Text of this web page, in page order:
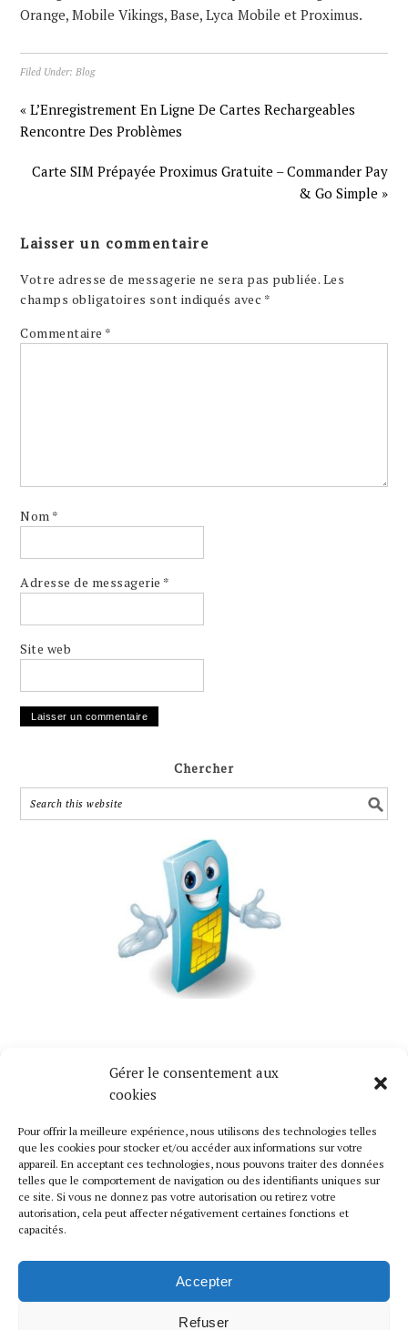
Gérer le consentement aux
cookies
Pour offrir la meilleure expérience, nous utilisons des technologies telles
que les cookies pour stocker et/ou accéder aux informations sur votre
appareil. En acceptant ces technologies, nous pouvons traiter des données
telles que le comportement de navigation ou des identifiants uniques sur
ce site. Si vous ne donnez pas votre autorisation ou retirez votre
autorisation, cela peut affecter négativement certaines fonctions et
capacités.
Accepter
Refuser
Orange, Mobile Vikings, Base, Lyca Mobile et Proximus.
Filed Under:Blog
« L’Enregistrement En Ligne De Cartes Rechargeables
Rencontre Des Problèmes
Carte SIM Prépayée Proximus Gratuite – Commander Pay
& Go Simple »
Laisser un commentaire
Votre adresse de messagerie ne sera pas publiée. Les
champs obligatoires sont indiqués avec *
Commentaire *
Nom *
Adresse de messagerie *
Site web
Chercher
Mise à Jour Cartes SIMS Gratuites
cartes SIMS gratuites. Suivez-nous pour se tenir au
courant.
Liens Utiles
Retour En Haut De Page